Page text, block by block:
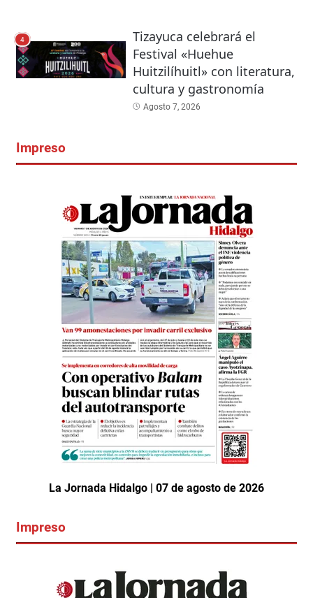
4
Tizayuca celebrará el
Festival «Huehue
Huitzilíhuitl» con literatura,
cultura y gastronomía
Agosto 7, 2026
Impreso
La Jornada Hidalgo | 07 de agosto de 2026
Impreso